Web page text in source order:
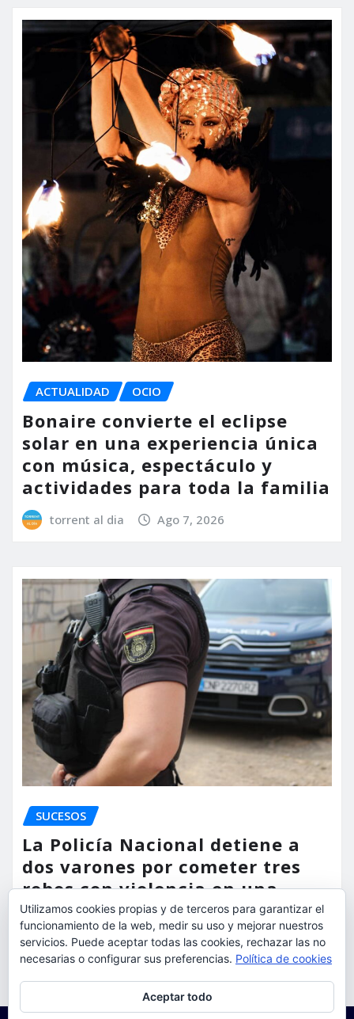
ACTUALIDAD OCIO
Bonaire convierte el eclipse
solar en una experiencia única
con música, espectáculo y
actividades para toda la familia
torrent al dia Ago 7, 2026
SUCESOS
La Policía Nacional detiene a
dos varones por cometer tres
robos con violencia en una
misma mañana
torrent al dia Ago 7, 2026
Utilizamos cookies propias y de terceros para garantizar el
funcionamiento de la web, medir su uso y mejorar nuestros
servicios. Puede aceptar todas las cookies, rechazar las no
necesarias o configurar sus preferencias. Política de cookies
Aceptar todo